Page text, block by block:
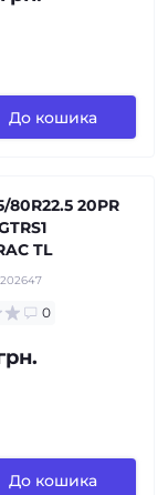
До кошика
80R22.5 20PR
TL
202647
0
До кошика